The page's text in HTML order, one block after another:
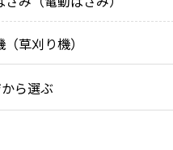
草刈り機）
ら選ぶ